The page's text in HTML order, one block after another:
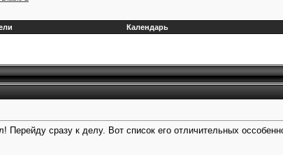
Календарь
сразу к делу. Вот список его отличительных